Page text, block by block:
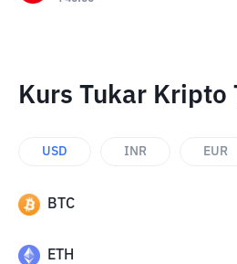
Kurs Tukar Kripto
USD INR EUR
BTC
ETH